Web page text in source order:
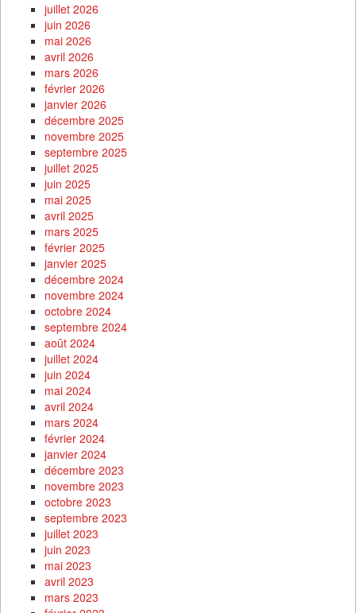
juillet 2026
juin 2026
mai 2026
avril 2026
mars 2026
février 2026
janvier 2026
décembre 2025
novembre 2025
septembre 2025
juillet 2025
juin 2025
mai 2025
avril 2025
mars 2025
février 2025
janvier 2025
décembre 2024
novembre 2024
octobre 2024
septembre 2024
août 2024
juillet 2024
juin 2024
mai 2024
avril 2024
mars 2024
février 2024
janvier 2024
décembre 2023
novembre 2023
octobre 2023
septembre 2023
juillet 2023
juin 2023
mai 2023
avril 2023
mars 2023